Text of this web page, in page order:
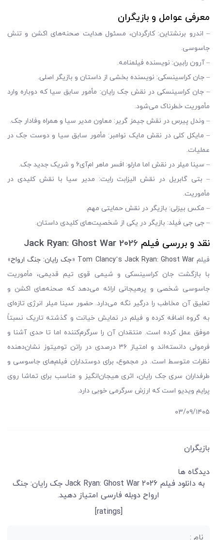
معرفی عوامل و بازیگران
– اندرو برنشتاین: کارگردان، مسئول هدایت صحنه‌های اکشن و تنش
جاسوسی.
– آرون رابین: نویسنده فیلمنامه.
– جان کراسینسکی: نویسنده بخشی از داستان و بازیگر اصلی.
– جان کراسینسکی در نقش جک رایان: مأمور سابق سیا که دوباره وارد
مأموریت خطرناک می‌شود.
– وندل پیرس در نقش جیمز گریر: معاون مدیر سیا و همراه وفادار جک.
– مایکل کلی در نقش مایک نوامبر: مأمور سابق سیا و دوست جک در
عملیات.
– سینا میلر در نقش اما مارلو: افسر ماهر ام‌آی۶ و شریک جدید جک.
– بتی گابریل در نقش الیزابت رایت: مدیر سیا با نقش کلیدی در
مأموریت.
– مکس بیزلی: بازیگر در نقش حمایتی مهم.
– جی جی فیلد: بازیگر در یکی از شخصیت‌های کلیدی داستان.
نقد و بررسی فیلم Jack Ryan: Ghost War 2026
فیلمTom Clancy’s Jack Ryan: Ghost War
«جک رایان: جنگ ارواح»
با بازگشت جان کراسینسکی و شیمی قوی تیم قدیمی، مأموریت
جاسوسی شخصی و پرهیجانی ارائه می‌دهد که صحنه‌های اکشن و
تعلیق آن مخاطب را درگیر نگه می‌دارد. حضور سینا میلر انرژی تازه‌ای
به گروه اضافه کرده و فیلم در نمایش خیانت و گذشته تاریک نسبتاً
موفق عمل کرده است. منتقدان آن را سرگرم‌کننده اما تا حدی آشنا و
فرمولی دانسته‌اند و امتیاز ۳۶ درصدی در راتن تومیتوز نشان‌دهنده
نظرات متوسط است. در مجموع، برای دوستداران فیلم‌های جاسوسی و
طرفداران سری جک رایان، اثری هیجان‌انگیز و مناسب برای تماشا روی
پرایم ویدیو است که ارزش سرگرمی خوبی دارد.
۰۳/۰۹/۱۴۰۵
بازیگران
دیدگاه ها
به دانلود فیلم Jack Ryan: Ghost War 2026 جک رایان: جنگ
ارواح دوبله فارسی امتیاز دهید.
[ratings]